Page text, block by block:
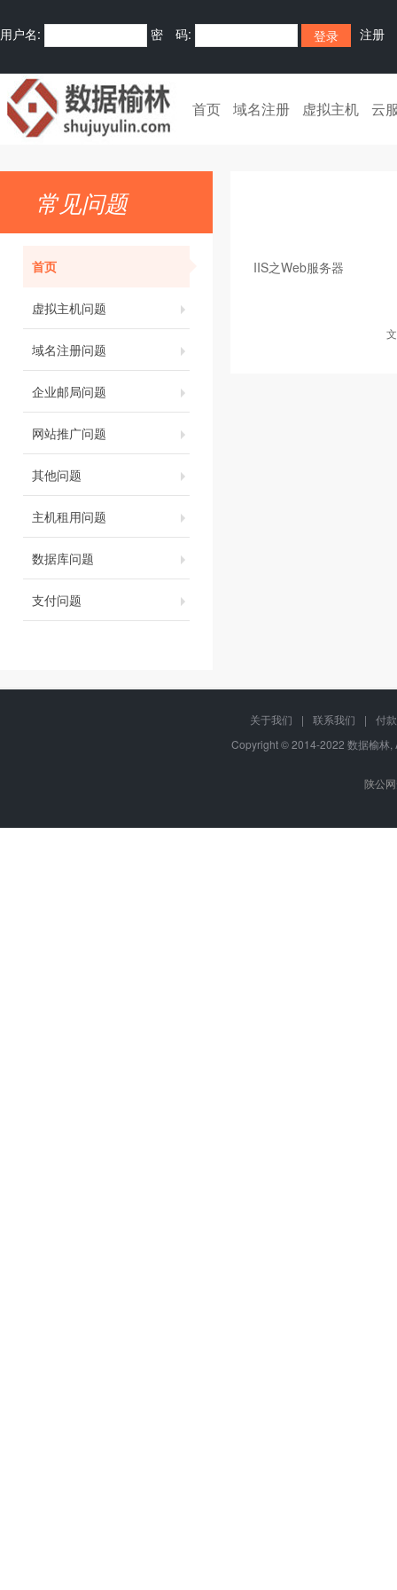
用户名: 密 码: 注册
首页 域名注册 虚拟主机 云
常见问题
首页
虚拟主机问题
域名注册问题
企业邮局问题
网站推广问题
其他问题
主机租用问题
数据库问题
支付问题
IIS之Web服务器
关于我们 | 联系我们 |
付
Copyright © 2014-2022 数据榆
陕公